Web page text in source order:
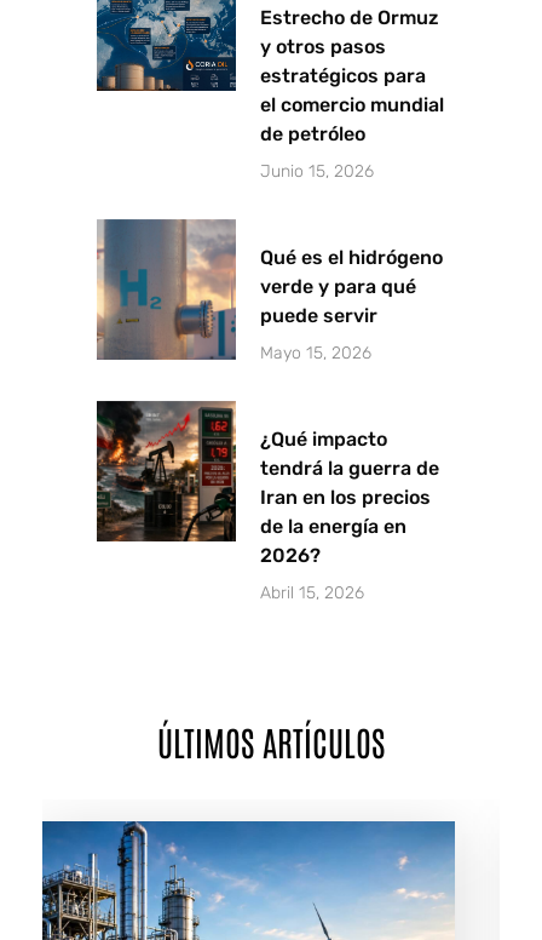
Estrecho de Ormuz
y otros pasos
estratégicos para
el comercio mundial
de petróleo
Junio 15, 2026
Qué es el hidrógeno
verde y para qué
puede servir
Mayo 15, 2026
¿Qué impacto
tendrá la guerra de
Iran en los precios
de la energía en
2026?
Abril 15, 2026
ÚLTIMOS ARTÍCULOS